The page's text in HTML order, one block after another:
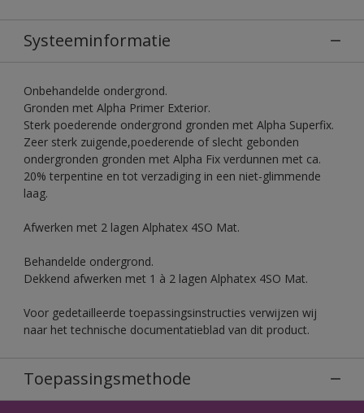
Systeeminformatie
Onbehandelde ondergrond.
Gronden met Alpha Primer Exterior.
Sterk poederende ondergrond gronden met Alpha Superfix.
Zeer sterk zuigende,poederende of slecht gebonden
ondergronden gronden met Alpha Fix verdunnen met ca.
20% terpentine en tot verzadiging in een niet-glimmende
laag.
Afwerken met 2 lagen Alphatex 4SO Mat.
Behandelde ondergrond.
Dekkend afwerken met 1 à 2 lagen Alphatex 4SO Mat.
Voor gedetailleerde toepassingsinstructies verwijzen wij
naar het technische documentatieblad van dit product.
Toepassingsmethode